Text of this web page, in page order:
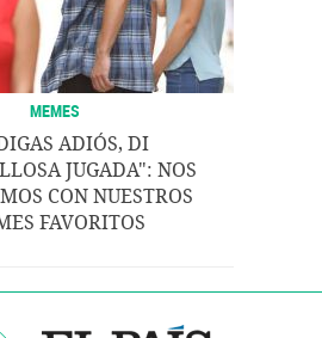
MEMES
ADIÓS, DI
JUGADA": NOS
CON NUESTROS
FAVORITOS